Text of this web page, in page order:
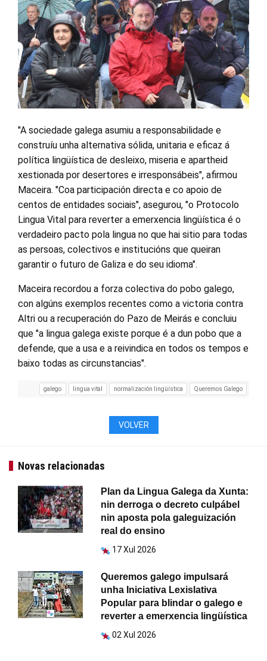
"A sociedade galega asumiu a responsabilidade e
construíu unha alternativa sólida, unitaria e eficaz á
política lingüística de desleixo, miseria e apartheid
xestionada por desertores e irresponsábeis", afirmou
Maceira. "Coa participación directa e co apoio de
centos de entidades sociais", asegurou, "o Protocolo
Lingua Vital para reverter a emerxencia lingüística é o
verdadeiro pacto pola lingua no que hai sitio para todas
as persoas, colectivos e institucións que queiran
garantir o futuro de Galiza e do seu idioma".
Maceira recordou a forza colectiva do pobo galego,
con algúns exemplos recentes como a victoria contra
Altri ou a recuperación do Pazo de Meirás e concluiu
que "a lingua galega existe porque é a dun pobo que a
defende, que a usa e a reivindica en todos os tempos e
baixo todas as circunstancias".
galego lingua vital normalización lingüística Queremos Galego
VOLVER
Novas relacionadas
Plan da Lingua Galega da Xunta:
nin derroga o decreto culpábel
nin aposta pola galeguización
real do ensino
17 Xul 2026
Queremos galego impulsará
unha Iniciativa Lexislativa
Popular para blindar o galego e
reverter a emerxencia lingüística
02 Xul 2026